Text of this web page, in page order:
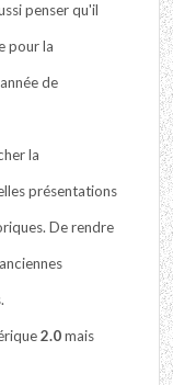
penser qu'il
pour la
de
la
présentations
De rendre
2.0mais